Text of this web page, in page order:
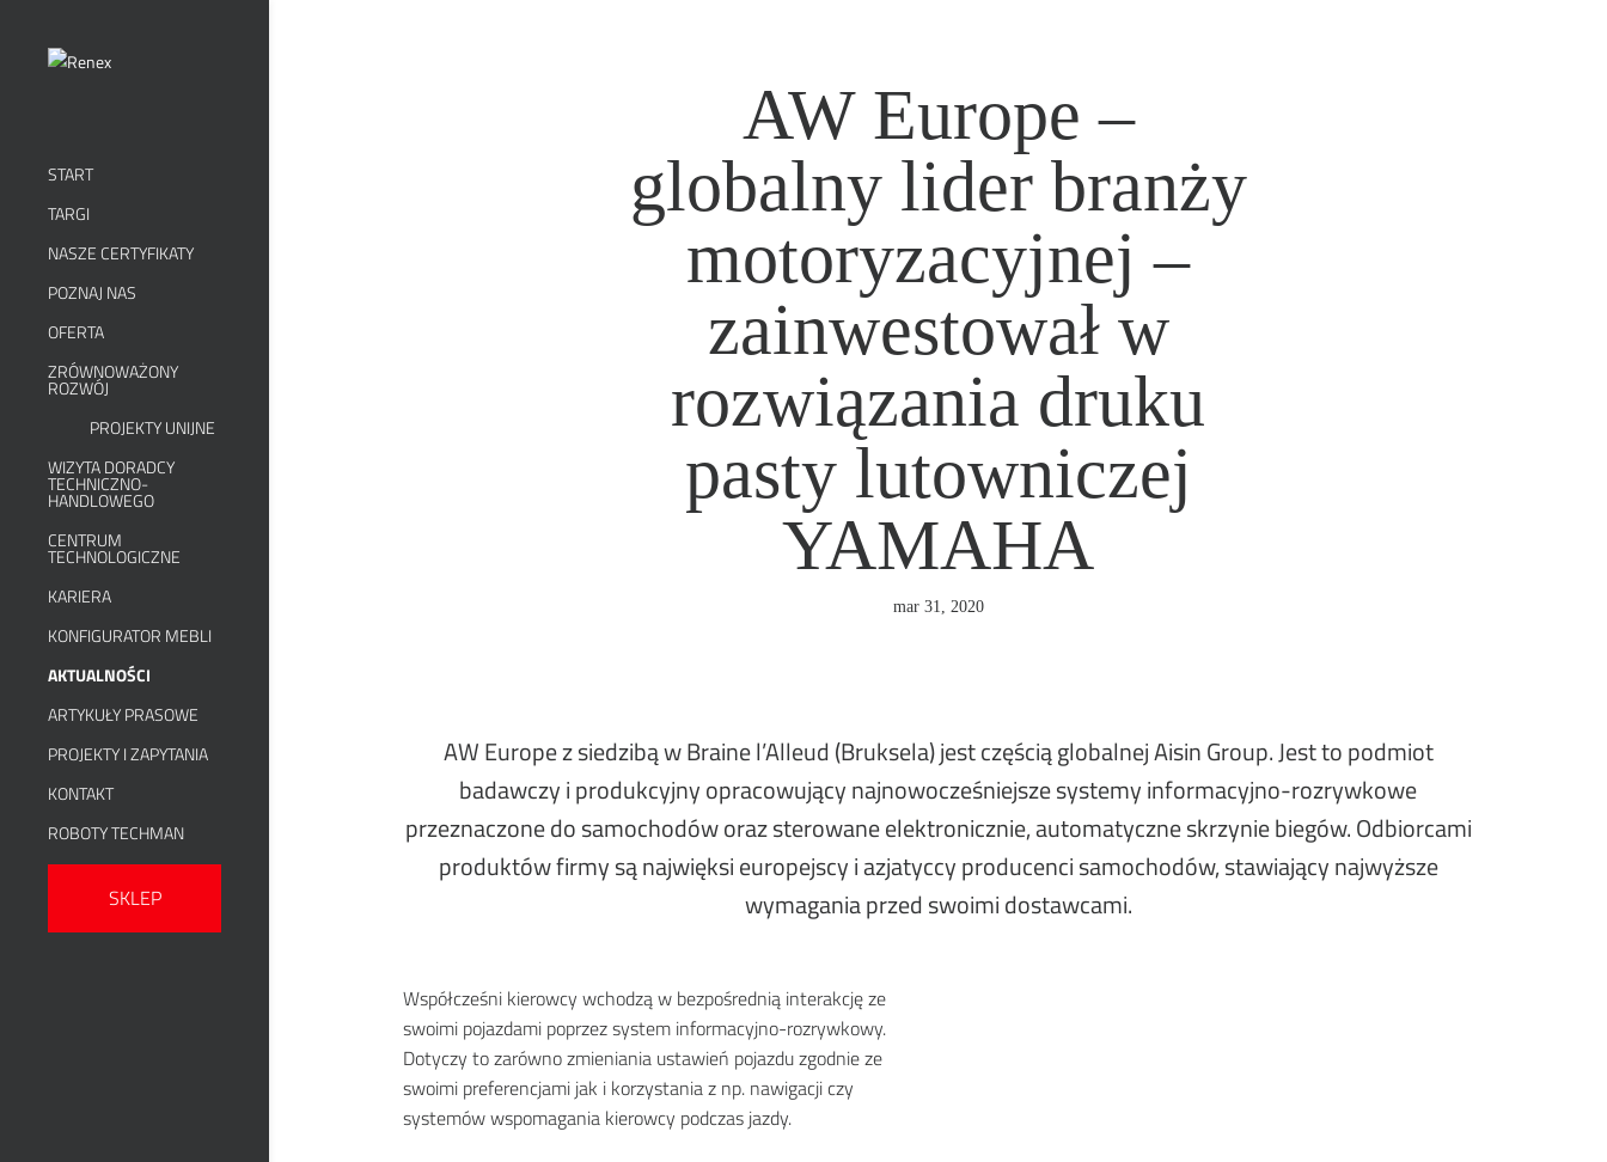
START
TARGI
NASZE CERTYFIKATY
POZNAJ NAS
OFERTA
ZRÓWNOWAŻONY
ROZWÓJ
PROJEKTY UNIJNE
WIZYTA DORADCY
TECHNICZNO-
HANDLOWEGO
CENTRUM
TECHNOLOGICZNE
KARIERA
KONFIGURATOR MEBLI
AKTUALNOŚCI
ARTYKUŁY PRASOWE
PROJEKTY I ZAPYTANIA
KONTAKT
ROBOTY TECHMAN
SKLEP
AW Europe –
globalny lider branży
motoryzacyjnej –
zainwestował w
rozwiązania druku
pasty lutowniczej
YAMAHA
mar 31, 2020
AW Europe z siedzibą w Braine l’Alleud (Bruksela) jest częścią globalnej Aisin Group. Jest to podmiot
badawczy i produkcyjny opracowujący najnowocześniejsze systemy informacyjno-rozrywkowe
przeznaczone do samochodów oraz sterowane elektronicznie, automatyczne skrzynie biegów. Odbiorcami
produktów firmy są najwięksi europejscy i azjatyccy producenci samochodów, stawiający najwyższe
wymagania przed swoimi dostawcami.
Współcześni kierowcy wchodzą w bezpośrednią interakcję ze
swoimi pojazdami poprzez system informacyjno-rozrywkowy.
Dotyczy to zarówno zmieniania ustawień pojazdu zgodnie ze
swoimi preferencjami jak i korzystania z np. nawigacji czy
systemów wspomagania kierowcy podczas jazdy.